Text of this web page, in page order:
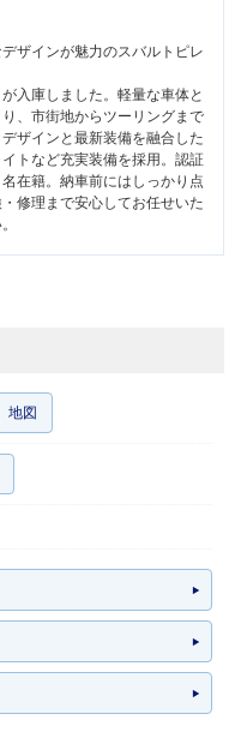
ザインが魅力のスバルトピレ
入庫しました。軽量な車体と
、市街地からツーリングまで
ザインと最新装備を融合した
トなど充実装備を採用。認証
在籍。納車前にはしっかり点
修理まで安心してお任せいた
地図